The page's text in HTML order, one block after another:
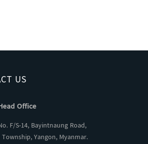
US
Office
F/S-14, Bayintnaung Road,
Yangon, Myanmar.